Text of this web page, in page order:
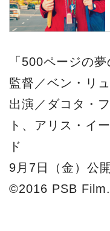
「500ページの夢
監督／ベン・リ
出演／ダコタ・
ト、アリス・イ
ド
9月7日（金）公
©2016 PSB